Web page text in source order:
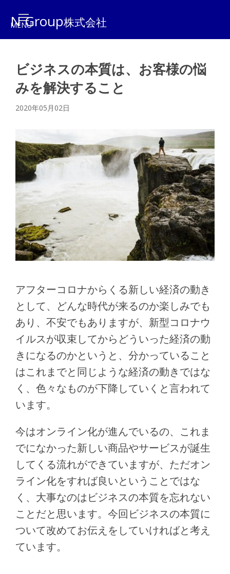
N Group株式会社
ビジネスの本質は、お客様の悩
みを解決すること
2020年05月02日
アフターコロナからくる新しい経済の動き
として、どんな時代が来るのか楽しみでも
あり、不安でもありますが、新型コロナウ
イルスが収束してからどういった経済の動
きになるのかというと、分かっていること
はこれまでと同じような経済の動きではな
く、色々なものが下降していくと言われて
います。
今はオンライン化が進んでいるの、これま
でになかった新しい商品やサービスが誕生
してくる流れができていますが、ただオン
ライン化をすれば良いということではな
く、大事なのはビジネスの本質を忘れない
ことだと思います。今回ビジネスの本質に
ついて改めてお伝えをしていければと考え
ています。